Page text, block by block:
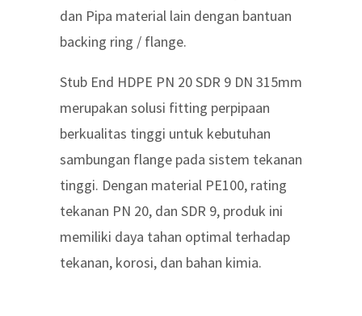
dan Pipa material lain dengan bantuan
backing ring / flange.
Stub End HDPE PN 20 SDR 9 DN 315mm
merupakan solusi fitting perpipaan
berkualitas tinggi untuk kebutuhan
sambungan flange pada sistem tekanan
tinggi. Dengan material PE100, rating
tekanan PN 20, dan SDR 9, produk ini
memiliki daya tahan optimal terhadap
tekanan, korosi, dan bahan kimia.